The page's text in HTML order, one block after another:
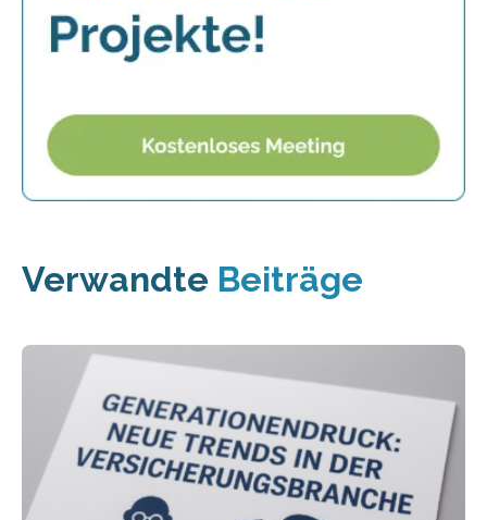
Verwandte Beiträge